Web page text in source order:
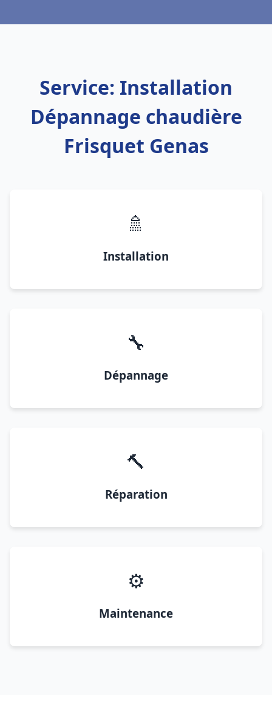
Service: Installation
Dépannage chaudière
Frisquet Genas
🚿
Installation
🔧
Dépannage
🔨
Réparation
⚙️
Maintenance